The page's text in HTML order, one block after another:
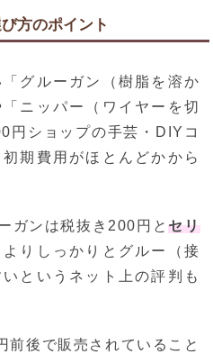
方のポイント
グルーガン（樹脂を溶か
ニッパー（ワイヤーを切
円ショップの手芸・DIYコ
期費用がほとんどかから
ガンは税抜き200円とセリ
よりしっかりとグルー（接
というネット上の評判も
前後で販売されていること